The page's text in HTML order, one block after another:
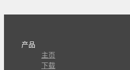
产品
主页
下载